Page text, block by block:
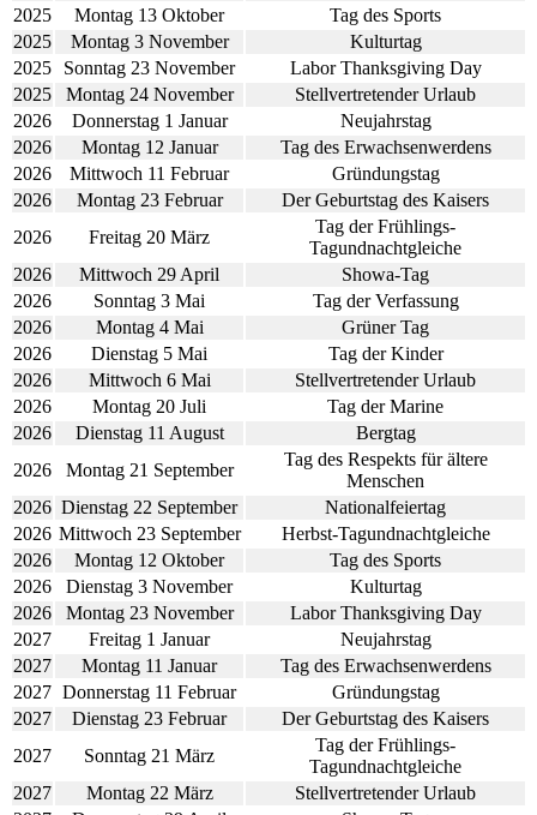
2025
Montag 13 Oktober
Tag des Sports
2025
Montag 3 November
Kulturtag
2025
Sonntag 23 November
Labor Thanksgiving Day
2025
Montag 24 November
Stellvertretender Urlaub
2026
Donnerstag 1 Januar
Neujahrstag
2026
Montag 12 Januar
Tag des Erwachsenwerdens
2026
Mittwoch 11 Februar
Gründungstag
2026
Montag 23 Februar
Der Geburtstag des Kaisers
2026
Freitag 20 März
Tag der Frühlings-
Tagundnachtgleiche
2026
Mittwoch 29 April
Showa-Tag
2026
Sonntag 3 Mai
Tag der Verfassung
2026
Montag 4 Mai
Grüner Tag
2026
Dienstag 5 Mai
Tag der Kinder
2026
Mittwoch 6 Mai
Stellvertretender Urlaub
2026
Montag 20 Juli
Tag der Marine
2026
Dienstag 11 August
Bergtag
2026
Montag 21 September
Tag des Respekts für ältere
Menschen
2026 Dienstag 22 September
Nationalfeiertag
2026 Mittwoch 23 September
Herbst-Tagundnachtgleiche
2026
Montag 12 Oktober
Tag des Sports
2026
Dienstag 3 November
Kulturtag
2026
Montag 23 November
Labor Thanksgiving Day
2027
Freitag 1 Januar
Neujahrstag
2027
Montag 11 Januar
Tag des Erwachsenwerdens
2027 Donnerstag 11 Februar
Gründungstag
2027
Dienstag 23 Februar
Der Geburtstag des Kaisers
2027
Sonntag 21 März
Tag der Frühlings-
Tagundnachtgleiche
2027
Montag 22 März
Stellvertretender Urlaub